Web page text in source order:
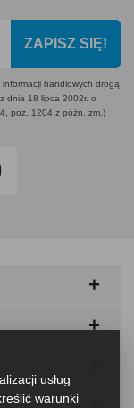
ZAPISZ SIĘ!
handlowych drogą
dnia 18 lipca 2002r. o
poz. 1204 z późn. zm.)
usług
warunki